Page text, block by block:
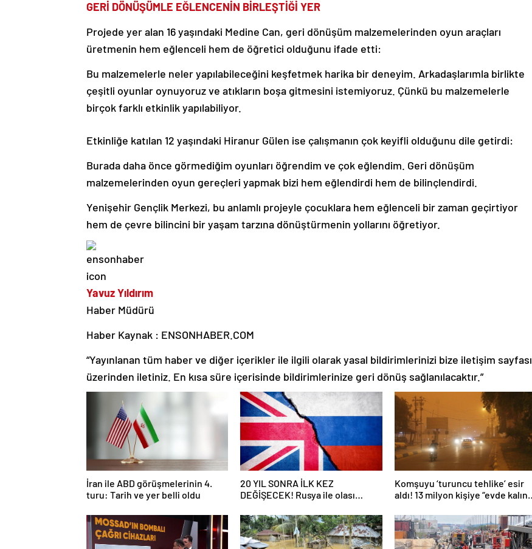
GERİ DÖNÜŞÜMLE EĞLENCENİN BİRLEŞTİĞİ YER
Projede yer alan 16 yaşındaki Medine Can, geri dönüşüm malzemelerinden oyun araçları
üretmenin hem eğlenceli hem de öğretici olduğunu ifade etti:
Bu malzemelerle neler yapılabileceğini keşfetmek harika bir deneyim. Arkadaşlarımla birlikte
çeşitli oyunlar oynuyoruz ve atıkların boşa gitmesini istemiyoruz. Çünkü bu malzemelerle
birçok farklı etkinlik yapılabiliyor.
Etkinliğe katılan 12 yaşındaki Hiranur Gülen ise çalışmanın çok keyifli olduğunu dile getirdi:
Burada daha önce görmediğim oyunları öğrendim ve çok eğlendim. Geri dönüşüm
malzemelerinden oyun gereçleri yapmak bizi hem eğlendirdi hem de bilinçlendirdi.
Yenişehir Gençlik Merkezi, bu anlamlı projeyle çocuklara hem eğlenceli bir zaman geçirtiyor
hem de çevre bilincini bir yaşam tarzına dönüştürmenin yollarını öğretiyor.
Yavuz Yıldırım
Haber Müdürü
Haber Kaynak : ENSONHABER.COM
“Yayınlanan tüm haber ve diğer içerikler ile ilgili olarak yasal bildirimlerinizi bize iletişim sayfası
üzerinden iletiniz. En kısa süre içerisinde bildirimlerinize geri dönüş sağlanılacaktır.”
İran ile ABD görüşmelerinin 4.
turu: Tarih ve yer belli oldu
20 YIL SONRA İLK KEZ
DEĞİŞECEK! Rusya ile olası
güncelleniyor!
Komşuyu ‘turuncu tehlike’ esir
aldı! 13 milyon kişiye “evde kalın”